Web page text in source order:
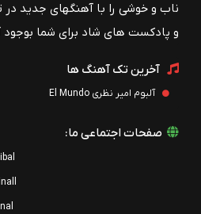
ناب و خوشی را با آهنگهای جدید
و پادکست های شاد برای شما بوجود
آخرین تک آهنگ ها
آلبوم امیر نظری El Mundo
صفحات اجتماعی ما: